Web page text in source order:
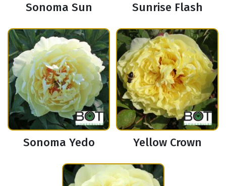
Sonoma Sun Sunrise Flash
Sonoma Yedo Yellow Crown